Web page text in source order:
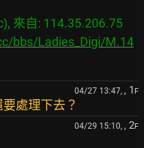
來自: 114.35.206.75
bbs/Ladies_Digi/M.14
04/27 13:47, , 1 F
處理下去？
04/29 15:10, , 2F